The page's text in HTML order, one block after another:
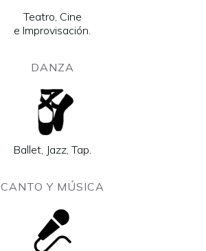
Teatro, Cine
e Improvisación.
DANZA
Ballet, Jazz, Tap.
CANTO Y MÚSICA